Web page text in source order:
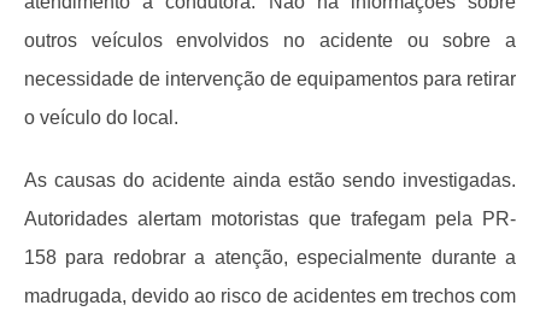
outros veículos envolvidos no acidente ou sobre a
necessidade de intervenção de equipamentos para retirar
o veículo do local.
As causas do acidente ainda estão sendo investigadas.
Autoridades alertam motoristas que trafegam pela PR-
158 para redobrar a atenção, especialmente durante a
madrugada, devido ao risco de acidentes em trechos com